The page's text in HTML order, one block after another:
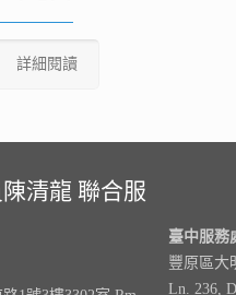
詳細閱讀
清龍 聯合服
臺中服務
豐原區大
Ln. 236,